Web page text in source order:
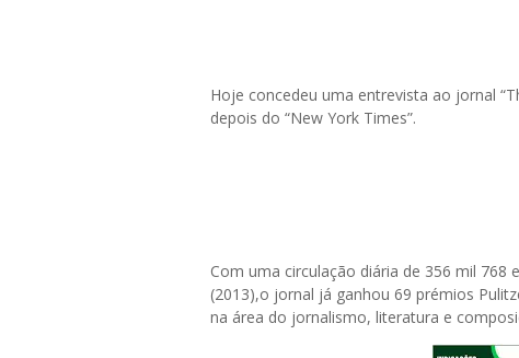
Hoje concedeu uma entrevista ao jornal
depois do “New York Times”.
Com uma circulação diária de 356 mil 768
(2013),o jornal já ganhou 69 prémios
na área do jornalismo, literatura e